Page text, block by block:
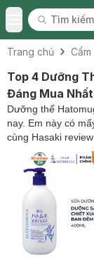
Toggle Menu
Tìm kiếm
Tìm kiếm
Trang chủ
Top 4 Dưỡng
Đáng Mua Nhất
Dưỡng thể
nay. Em này có
cùng Hasaki